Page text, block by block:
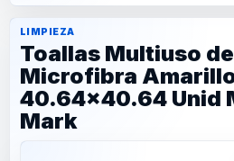
LIMPIEZA
Toallas Multiuso de
Microfibra
40.64x40.64 Unid
Mark